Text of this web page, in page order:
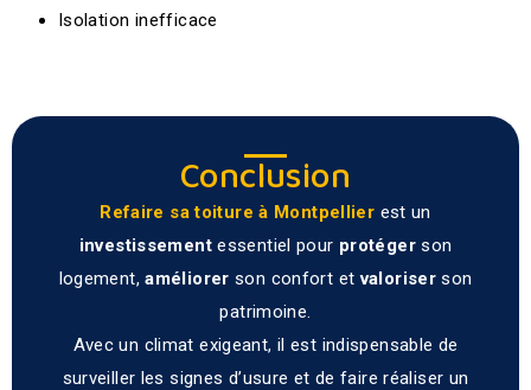
Isolation inefficace
Conclusion
Refaire sa toiture à Montpellier est un
investissementessentiel pour protégerson
logement,améliorer son confort etvaloriser son
patrimoine.
Avec un climat exigeant, il est indispensable de
surveiller les signes d’usure et de faire réaliser un